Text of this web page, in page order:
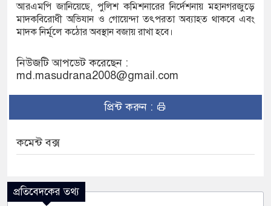
আরএমপি জানিয়েছে, পুলিশ কমিশনারের নির্দেশনায় মহানগরজুড়ে
মাদকবিরোধী অভিযান ও গোয়েন্দা তৎপরতা অব্যাহত থাকবে এবং
মাদক নির্মূলে কঠোর অবস্থান বজায় রাখা হবে।
নিউজটি আপডেট করেছেন :
md.masudrana2008@gmail.com
প্রিন্ট করুন :
কমেন্ট বক্স
প্রতিবেদকের তথ্য